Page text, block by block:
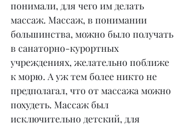
понимали, для чего им делать
массаж. Массаж, в понимании
большинства, можно было получать
в санаторно-курортных
учреждениях, желательно поближе
к морю. А уж тем более никто не
предполагал, что от массажа можно
похудеть. Массаж был
исключительно детский, для